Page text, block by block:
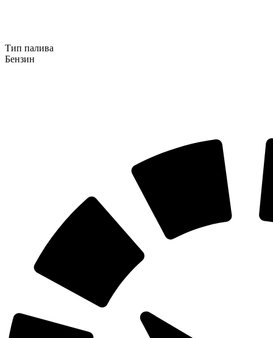
Тип палива
Бензин